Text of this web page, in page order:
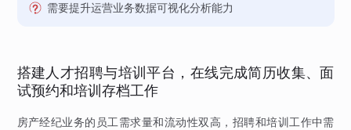
需要提升运营业务数据可视化分析能力
搭建人才招聘与培训平台，在线完成简历收集、面
试预约和培训存档工作
房产经纪业务的员工需求量和流动性双高，招聘和培训工作中需